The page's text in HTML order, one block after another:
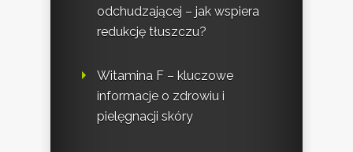
odchudzającej – jak wspiera
redukcję tłuszczu?
Witamina F – kluczowe
informacje o zdrowiu i
pielęgnacji skóry